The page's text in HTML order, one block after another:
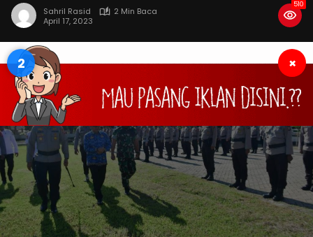
Sahril Rasid
2 Min Baca
April 17, 2023
510
1 ×